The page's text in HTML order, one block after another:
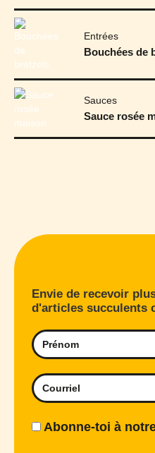
Entrées
Bouchées de
Sauces
Sauce rosée
Envie de recevoir
d'articles succulents
Abonne-toi à